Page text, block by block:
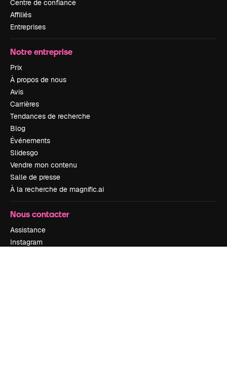
Centre de confiance
Affiliés
Entreprises
Notre entreprise
Prix
À propos de nous
Avis
Carrières
Tendances de recherche
Blog
Événements
Slidesgo
Vendre mon contenu
Salle de presse
À la recherche de magnific.ai
Nous contacter
Assistance
Instagram